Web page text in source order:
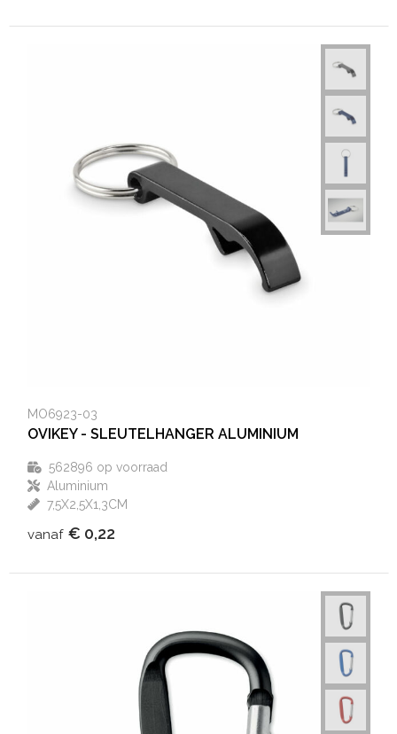
MO6923-03
OVIKEY - SLEUTELHANGER ALUMINIUM
562896 op voorraad
Aluminium
7,5X2,5X1,3CM
vanaf € 0,22